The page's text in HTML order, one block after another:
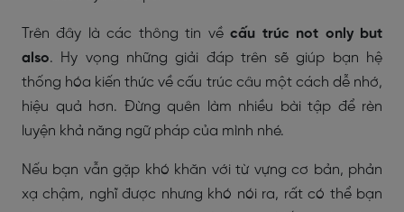
Trên đây là các thông tin vềcấu trúc not only but
also. Hy vọng những giải đáp trên sẽ giúp bạn hệ
thống hóa kiến thức về cấu trúc câu một cách dễ nhớ,
hiệu quả hơn. Đừng quên làm nhiều bài tập để rèn
luyện khả năng ngữ pháp của mình nhé.
Nếu bạn vẫn gặp khó khăn với từ vựng cơ bản, phản
xạ chậm, nghĩ được nhưng khó nói ra, rất có thể bạn